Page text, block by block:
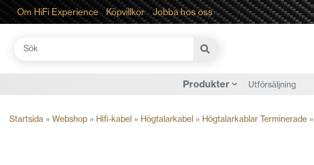
Om HiFi Experience Köpvillkor Jobba hos oss
Sök
Produkter Utförsäljning
Startsida » Webshop » Hifi-kabel » Högtalarkabel » Högtalarkablar Terminerade »